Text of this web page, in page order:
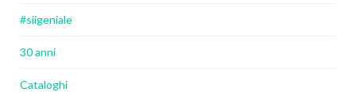
#siigeniale
30 anni
Cataloghi